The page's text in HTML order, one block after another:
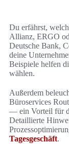
Du erfährst,
Allianz, ERGO
Deutsche Bank,
deine
Beispiele helfen
wählen.
Außerdem
Büroservices
— ein Vorteil für
Detaillierte
Tagesgeschäft.